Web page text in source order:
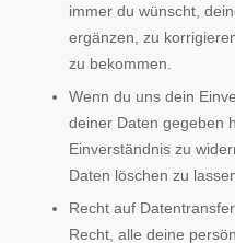
immer du wünscht,
ergänzen, zu
zu bekommen.
Wenn du uns dein
deiner Daten gegeben
Einverständnis zu
Daten löschen zu
Recht auf
Recht, alle deine